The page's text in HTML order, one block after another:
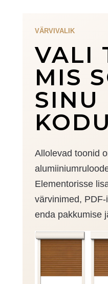
VÄRVIVALIK
VALI
MIS
SINU
Allolevad toonid
Elementorisse
värvinimed,
enda pakkumise